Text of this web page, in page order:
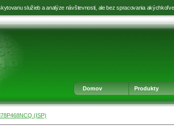
služieb a analýze návštevnosti, ale bez spracovania
Domov Produkty
(ISP)